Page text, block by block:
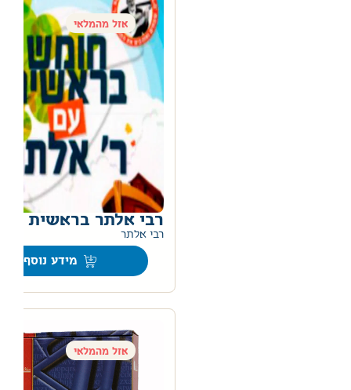
אזל מהמלאי
רבי אלתר בראשית
רבי אלתר
מידע נוסף
אזל מהמלאי